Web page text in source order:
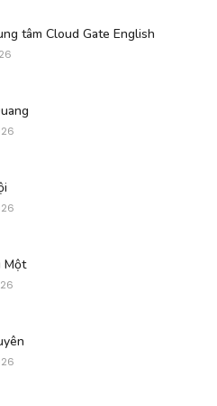
tâm Cloud Gate English
Một